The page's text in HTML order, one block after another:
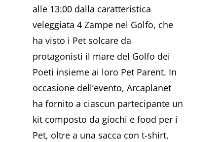
alle 13:00 dalla caratteristica
veleggiata 4 Zampe nel Golfo, che
ha visto i Pet solcare da
protagonisti il mare del Golfo dei
Poeti insieme ai loro Pet Parent. In
occasione dell’evento, Arcaplanet
ha fornito a ciascun partecipante un
kit composto da giochi e food per i
Pet, oltre a una sacca con t-shirt,